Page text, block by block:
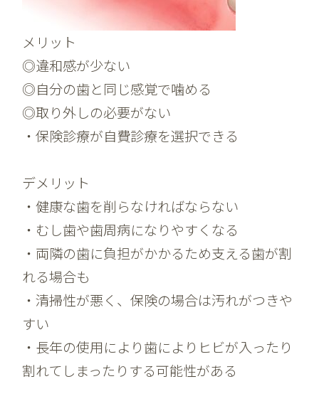
メリット
◎違和感が少ない
◎自分の歯と同じ感覚で噛める
◎取り外しの必要がない
・保険診療が自費診療を選択できる
デメリット
・健康な歯を削らなければならない
・むし歯や歯周病になりやすくなる
・両隣の歯に負担がかかるため支える歯が割
れる場合も
・清掃性が悪く、保険の場合は汚れがつきや
すい
・長年の使用により歯によりヒビが入ったり
割れてしまったりする可能性がある